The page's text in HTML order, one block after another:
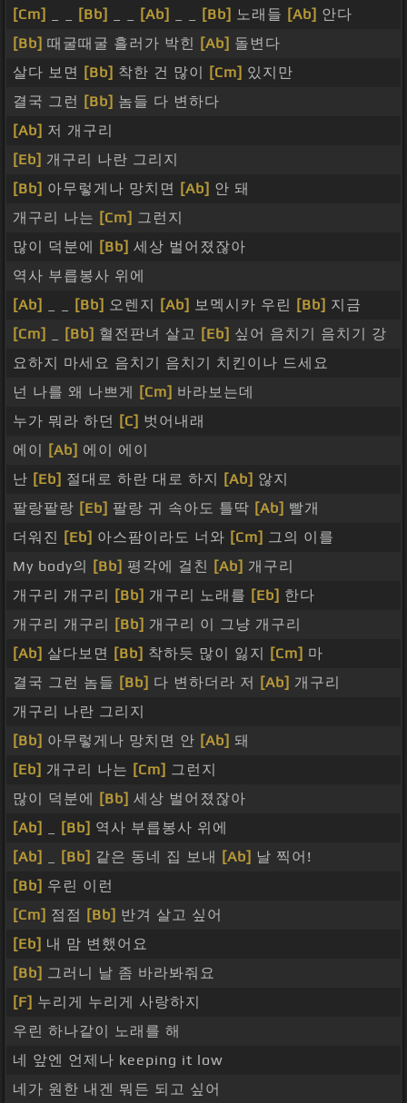
[Cm]
[Bb] [Ab] [Bb] 노래들 [Ab] 안다
[Bb] 때굴때굴 흘러가 박힌 [Ab] 돌변다
살다 보면 [Bb] 착한 건 많이 [Cm] 있지만
결국 그런 [Bb] 놈들 다 변하다
[Ab] 저 개구리
[Eb] 개구리 나란 그리지
[Bb] 아무렇게나 망치면 [Ab] 안 돼
개구리 나는 [Cm] 그런지
많이 덕분에
[Bb] 세상 벌어졌잖아
역사 부릅봉사 위에
[Ab]
[Bb] 오렌지 [Ab] 보멕시카 우린 [Bb] 지금
[Cm]
[Bb] 혈전판녀 살고 [Eb] 싶어 음치기 음치기 강
요하지 마세요 음치기 음치기 치킨이나 드세요
넌 나를 왜 나쁘게
[Cm] 바라보는데
누가 뭐라 하던 [C] 벗어내래
에이
[Ab] 에이 에이
난 [Eb] 절대로 하란 대로 하지 [Ab] 않지
팔랑팔랑 [Eb] 팔랑 귀 속아도 틀딱 [Ab] 빨개
더워진 [Eb] 아스팜이라도 너와 [Cm] 그의 이를
My body의
[Bb] 평각에 걸친 [Ab] 개구리
개구리 개구리
[Bb] 개구리 노래를 [Eb] 한다
개구리 개구리
[Bb] 개구리 이 그냥 개구리
[Ab] 살다보면 [Bb] 착하듯 많이 잃지 [Cm] 마
결국 그런 놈들 [Bb] 다 변하더라 저 [Ab] 개구리
개구리 나란 그리지
[Bb] 아무렇게나 망치면 안 [Ab] 돼
[Eb] 개구리 나는 [Cm] 그런지
많이 덕분에
[Bb] 세상 벌어졌잖아
[Ab]
[Bb] 역사 부릅봉사 위에
[Ab]
[Bb] 같은 동네 집 보내 [Ab] 날 찍어!
[Bb] 우린 이런
[Cm] 점점 [Bb] 반겨 살고 싶어
[Eb] 내 맘 변했어요
[Bb] 그러니 날 좀 바라봐줘요
[F] 누리게 누리게 사랑하지
우린 하나같이 노래를 해
네 앞엔 언제나 keeping it low
네가 원한 내겐 뭐든 되고 싶어